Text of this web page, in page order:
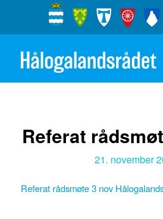
Referat
21. november
Referat rådsmøte 3 nov